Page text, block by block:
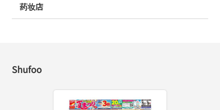
药妆店
Shufoo